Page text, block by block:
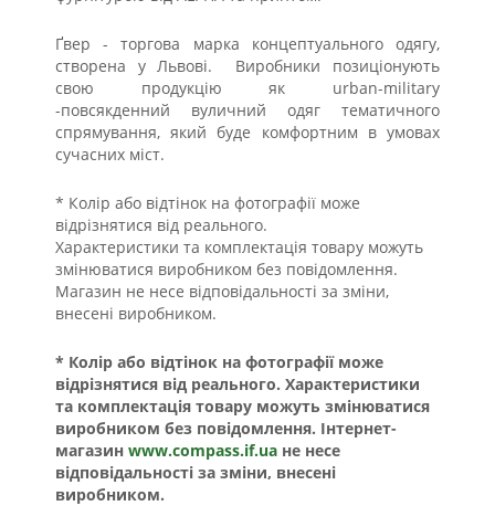
Ґвер - торгова марка концептуального одягу,
створена у Львові. Виробники позиціонують
свою продукцію як urban-military
-повсякденний вуличний одяг тематичного
спрямування, який буде комфортним в умовах
сучасних міст.
* Колір або відтінок на фотографії може
відрізнятися від реального.
Характеристики та комплектація товару можуть
змінюватися виробником без повідомлення.
Магазин не несе відповідальності за зміни,
внесені виробником.
* Колір або відтінок на фотографії може
відрізнятися від реального. Характеристики
та комплектація товару можуть змінюватися
виробником без повідомлення. Інтернет-
магазин www.compass.if.ua не несе
відповідальності за зміни, внесені
виробником.